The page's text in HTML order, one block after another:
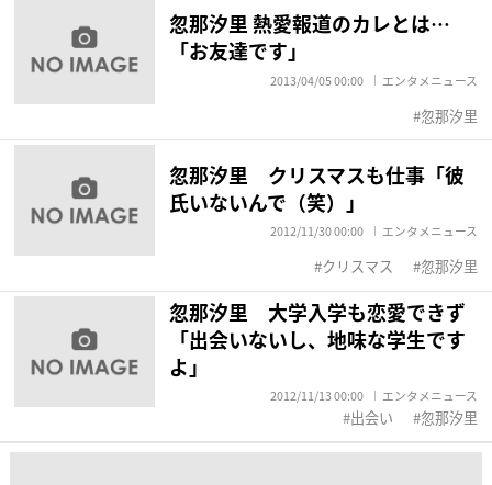
忽那汐里 熱愛報道のカレとは…
「お友達です」
2013/04/05 00:00 エンタメニュース
忽那汐里
忽那汐里 クリスマスも仕事「彼
氏いないんで（笑）」
2012/11/30 00:00 エンタメニュース
クリスマス 忽那汐里
忽那汐里 大学入学も恋愛できず
「出会いないし、地味な学生です
よ」
2012/11/13 00:00 エンタメニュース
出会い 忽那汐里